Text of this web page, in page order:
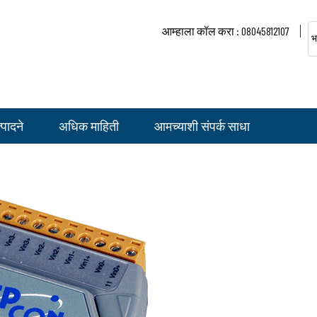
आम्हाला कॉल करा : 08045812107
अधिक माहिती आमच्याशी संपर्क साधा